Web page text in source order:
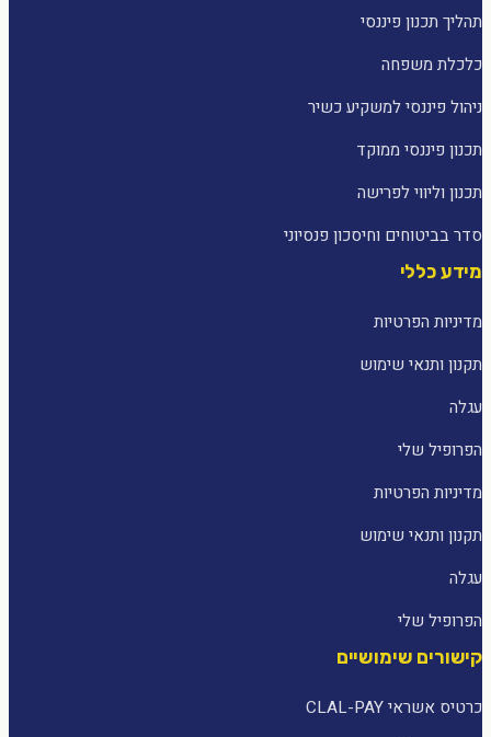
תהליך תכנון פיננסי
כלכלת משפחה
ניהול פיננסי למשקיע כשיר
תכנון פיננסי ממוקד
תכנון וליווי לפרישה
סדר בביטוחים וחיסכון פנסיוני
מידע כללי
מדיניות הפרטיות
תקנון ותנאי שימוש
עגלה
הפרופיל שלי
מדיניות הפרטיות
תקנון ותנאי שימוש
עגלה
הפרופיל שלי
קישורים שימושיים
כרטיס אשראי CLAL-PAY